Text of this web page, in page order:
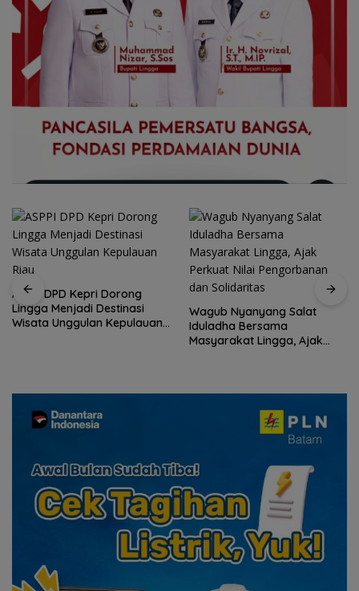
ASPPI DPD Kepri Dorong
Lingga Menjadi Destinasi
Wisata Unggulan Kepulauan
Wagub Nyanyang Salat
Iduladha Bersama
Masyarakat Lingga, Ajak